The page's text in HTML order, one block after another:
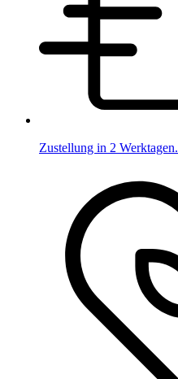
Zustellung in 2 Werktagen.